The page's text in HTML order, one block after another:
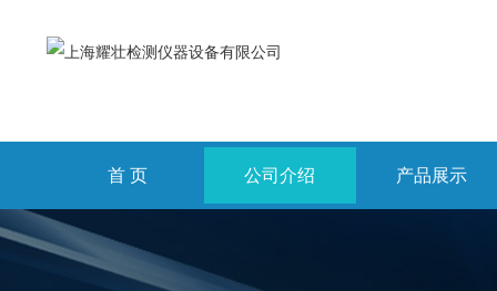
首 页 公司介绍 产品展示